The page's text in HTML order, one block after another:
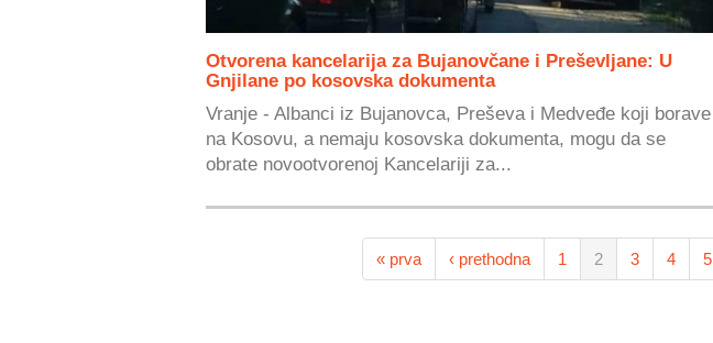
Otvorena kancelarija za Bujanovčane i Preševljane: U
Gnjilane po kosovska dokumenta
Vranje - Albanci iz Bujanovca, Preševa i Medveđe koji borave
na Kosovu, a nemaju kosovska dokumenta, mogu da se
obrate novootvorenoj Kancelariji za...
« prva ‹ prethodna 1 2 3 4 5